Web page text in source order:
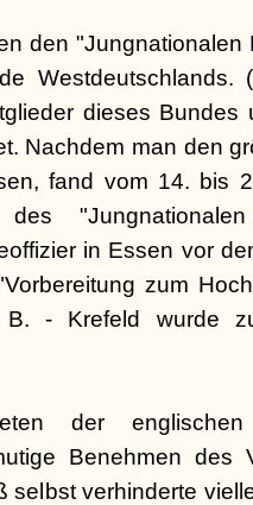
den "Jungnationalen
Westdeutschlands.
dieses Bundes
Nachdem man den
fand vom 14. bis
in Essen vor
zum
B. - Krefeld wurde
der
Benehmen des
selbst verhinderte